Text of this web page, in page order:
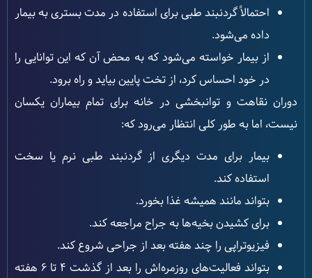
احتمالاً گردنبند طبی برای استفاده در مدت بستری به بیمار
داده می‌شود.
از بیمار خواسته می‌شود که به محض آن که این توانایی را
در خود احساس کرد، از تخت پایین بیاید و راه برود.
دوران نقاهت و توانبخشی در خانه برای تمام بیماران یکسان
نیست، اما به طور کلی انتظار می‌رود که:
بیمار برای مدت دیگری از گردنبند طبی نرم یا سخت
استفاده کند.
بتواند مانند همیشه غذا بخورد.
برای کشیدن بخیه‌ها به جراح مراجعه کند.
فیزیوتراپی را چند هفته بعد از جراحی شروع کند.
بتواند فعالیت‌های روزمره‌اش را بعد از گذشت 4 تا 6 هفته